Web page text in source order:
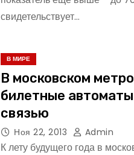
свидетельствует…
В МИРЕ
В московском
билетные
связью
Ноя 22, 2013 Admin
К лету будущего года в